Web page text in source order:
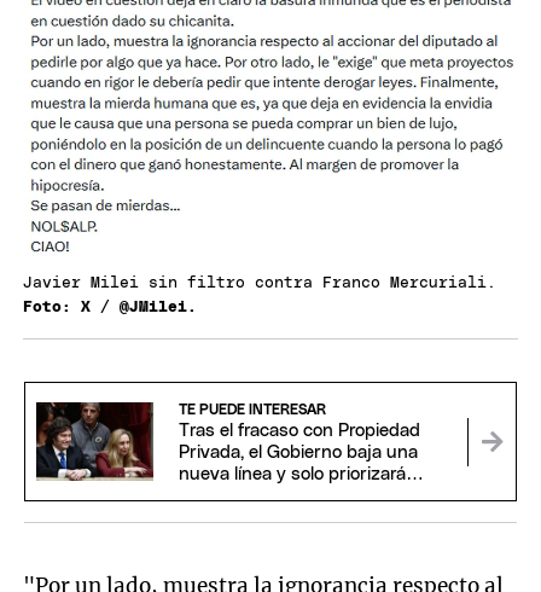
Javier Milei sin filtro contra Franco Mercuriali.
Foto: X / @JMilei.
TE PUEDE INTERESAR
Tras el fracaso con Propiedad
Privada, el Gobierno baja una
nueva línea y solo priorizará
"Por un lado, muestra la ignorancia respecto al